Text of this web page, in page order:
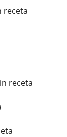
receta
receta